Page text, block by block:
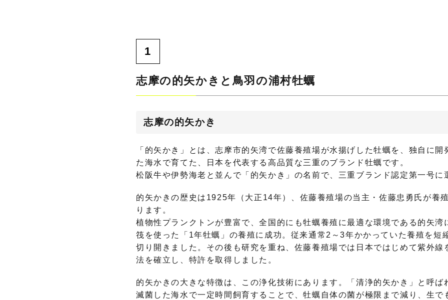
志摩の的矢かきと鳥羽の浦村牡蠣
志摩の的矢かき
「的矢かき」とは、志摩市的矢湾で佐藤養殖場が水揚げした牡蠣を、独自に
た海水で育てた、日本を代表する高品質な三重のブランド牡蠣です。
松阪牛や伊勢海老と並んで「的矢かき」の名前で、三重ブランド認定第一号に
的矢かきの歴史は1925年（大正14年）、佐藤養殖場の当主・佐藤忠勇氏が養
ります。
植物性プランクトンが豊富で、全国的にも牡蠣養殖に最適な環境である的矢
筏を使った「1年牡蠣」の養殖に成功。従来通常2～3年かかっていた養殖を短
切り開きました。その後も研究を重ね、佐藤養殖場では日本ではじめて紫外線
法を確立し、特許を取得しました。
的矢かきの大きな特徴は、この浄化技術にあります。「清浄的矢かき」と呼ば
滅菌した海水で一定時間飼育することで、牡蠣自体の菌が極限まで減り、生で